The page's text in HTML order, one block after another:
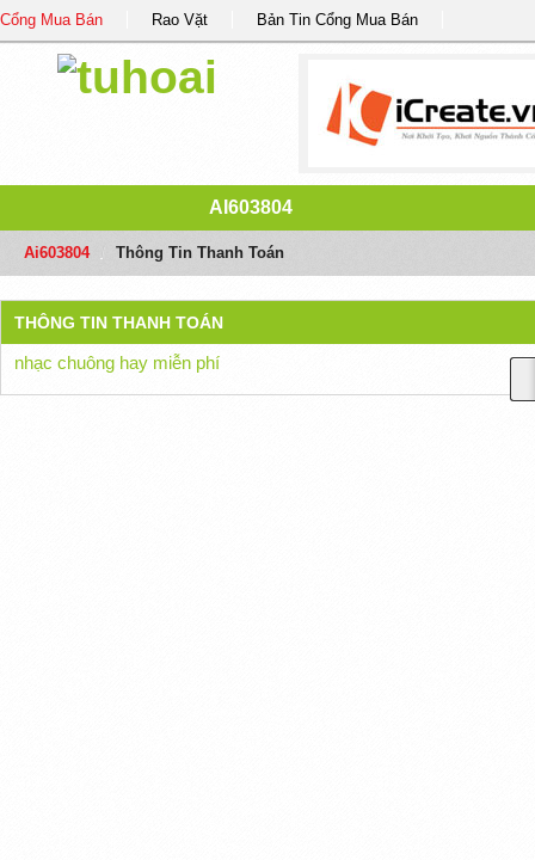
Cổng Mua Bán Rao Vặt Bản Tin Cổng Mua Bán
AI603804
Ai603804 Thông Tin Thanh Toán
THÔNG TIN THANH TOÁN
nhạc chuông hay miễn phí